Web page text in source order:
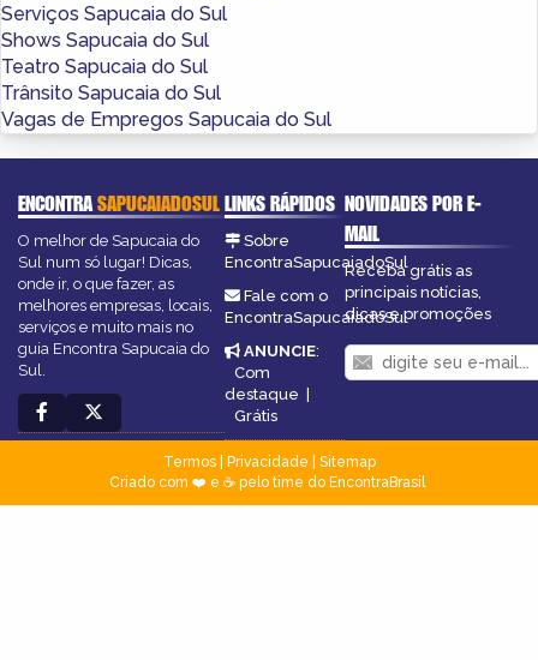
Serviços Sapucaia do Sul
Shows Sapucaia do Sul
Teatro Sapucaia do Sul
Trânsito Sapucaia do Sul
Vagas de Empregos Sapucaia do Sul
ENCONTRASAPUCAIADOSUL
O melhor de Sapucaia do
Sul num só lugar! Dicas,
onde ir, o que fazer, as
melhores empresas, locais,
serviços e muito mais no
guia Encontra Sapucaia do
Sul.
LINKS RÁPIDOS
Sobre
EncontraSapucaiadoSul
Fale com o
EncontraSapucaiadoSul
ANUNCIE:
Com
destaque
Grátis
NOVIDADES POR E-
MAIL
Receba grátis as
principais notícias,
dicas e promoções
Termos| Privacidade
Sitemap
Criado com ❤️ e ☕ pelo time do EncontraBrasil